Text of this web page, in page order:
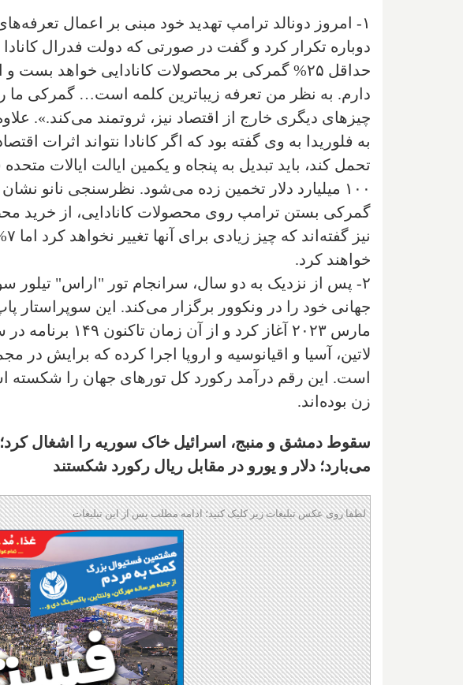
۱- امروز دونالد ترامپ تهدید خود مبنی بر اعمال
دوباره تکرار کرد و گفت در صورتی که دولت فدرال
حداقل ۲۵% گمرکی بر محصولات کانادایی خواهد
دارم. به نظر من تعرفه زیباترین کلمه است… گمرکی ما را
چیزهای دیگری خارج از اقتصاد نیز، ثروتمند می‌کند.».
تحمل کند، باید تبدیل به پنجاه و یکمین ایالت ایالات
خواهند کرد.
۲- پس از نزدیک به دو سال، سرانجام تور "اراس" تیلور
جهانی خود را در ونکوور برگزار می‌کند. این سوپراستار
مارس ۲۰۲۳ آغاز کرد
زن بوده‌اند.
سقوط دمشق و منبج، اسرائیل خاک سوریه را اشغال کرد؛
می‌بارد؛ دلار و یورو در مقابل ریال رکورد شکستند
لطفا روی عکس تبلیغات زیر کلیک کنید؛ ادامه مطلب پس از این تبلیغات